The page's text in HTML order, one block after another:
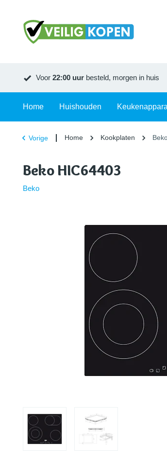
Voor 22:00 uur besteld, morgen in huis
Home Huishouden
Vorige Home Kookplaten
Beko HIC64403
Beko